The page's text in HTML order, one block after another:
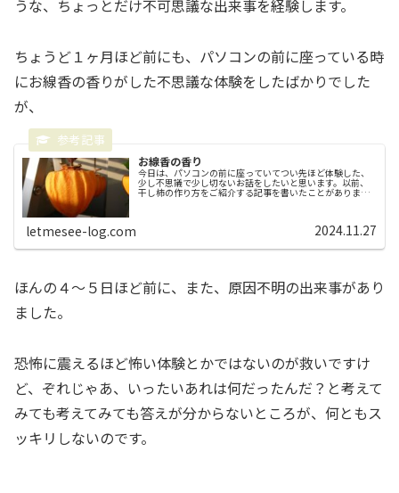
うな、ちょっとだけ不可思議な出来事を経験します。
ちょうど１ヶ月ほど前にも、パソコンの前に座っている時
にお線香の香りがした不思議な体験をしたばかりでした
が、
お線香の香り
今日は、パソコンの前に座っていてつい先ほど体験した、
少し不思議で少し切ないお話をしたいと思います。以前、
干し柿の作り方をご紹介する記事を書いたことがありまし
letmesee-log.com 2024.11.27
ほんの４～５日ほど前に、また、原因不明の出来事があり
ました。
恐怖に震えるほど怖い体験とかではないのが救いですけ
ど、ぞれじゃあ、いったいあれは何だったんだ？と考えて
みても考えてみても答えが分からないところが、何ともス
ッキリしないのです。